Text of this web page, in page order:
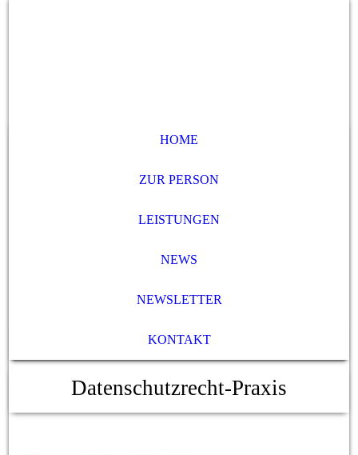
HOME
ZUR PERSON
LEISTUNGEN
NEWS
NEWSLETTER
KONTAKT
Datenschutzrecht-Praxis